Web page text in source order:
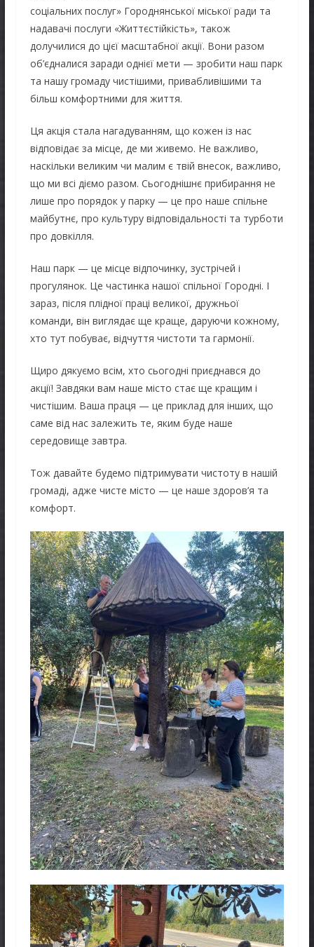
соціальних послуг» Городнянської міської ради та
надавачі послуги «Життєстійкість», також
долучилися до цієї масштабної акції. Вони разом
об’єдналися заради однієї мети — зробити наш парк
та нашу громаду чистішими, привабливішими та
більш комфортними для життя.
Ця акція стала нагадуванням, що кожен із нас
відповідає за місце, де ми живемо. Не важливо,
наскільки великим чи малим є твій внесок, важливо,
що ми всі діємо разом. Сьогоднішнє прибирання не
лише про порядок у парку — це про наше спільне
майбутнє, про культуру відповідальності та турботи
про довкілля.
Наш парк — це місце відпочинку, зустрічей і
прогулянок. Це частинка нашої спільної Городні. І
зараз, після плідної праці великої, дружньої
команди, він виглядає ще краще, даруючи кожному,
хто тут побуває, відчуття чистоти та гармонії.
Щиро дякуємо всім, хто сьогодні приєднався до
акції! Завдяки вам наше місто стає ще кращим і
чистішим. Ваша праця — це приклад для інших, що
саме від нас залежить те, яким буде наше
середовище завтра.
Тож давайте будемо підтримувати чистоту в нашій
громаді, адже чисте місто — це наше здоров’я та
комфорт.